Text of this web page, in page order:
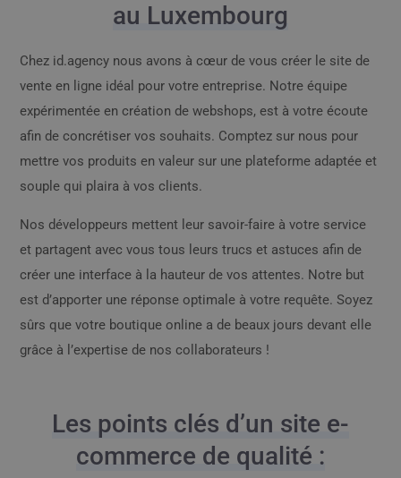
au Luxembourg
Chez id.agency nous avons à cœur de vous créer le site de
vente en ligne idéal pour votre entreprise. Notre équipe
expérimentée en création de webshops, est à votre écoute
afin de concrétiser vos souhaits. Comptez sur nous pour
mettre vos produits en valeur sur une plateforme adaptée et
souple qui plaira à vos clients.
Nos développeurs mettent leur savoir-faire à votre service
et partagent avec vous tous leurs trucs et astuces afin de
créer une interface à la hauteur de vos attentes. Notre but
est d’apporter une réponse optimale à votre requête. Soyez
sûrs que votre boutique online a de beaux jours devant elle
grâce à l’expertise de nos collaborateurs !
Les points clés d’un site e-
commerce de qualité :